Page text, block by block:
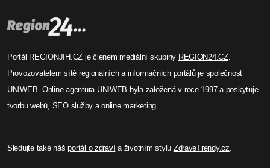
Portál REGIONJIH.CZ je členem mediální skupiny REGION24.CZ.
Provozovatelem sítě regionálních a informačních portálů je společnost
UNIWEB. Online agentura UNIWEB byla založená v roce 1997 a poskytuje
tvorbu webů, SEO služby a online marketing.
Sledujte také nášportál o zdravía životním stylu ZdraveTrendy.cz.